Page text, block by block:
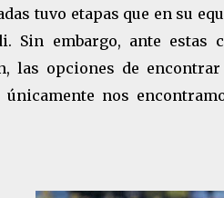
tuvo etapas que en su
Sin embargo, ante estas
las opciones de
nos